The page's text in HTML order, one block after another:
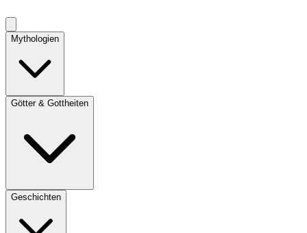
Mythologien
Götter & Gottheiten
Geschichten